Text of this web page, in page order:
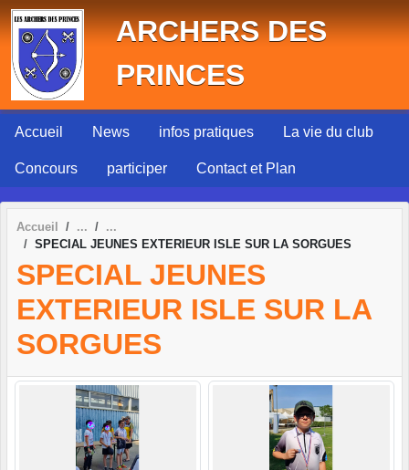
ARCHERS DES
PRINCES
Accueil News infos pratiques La vie du club
Concours participer Contact et Plan
Accueil
SPECIAL JEUNES EXTERIEUR ISLE SUR LA SORGUES
SPECIAL JEUNES
EXTERIEUR ISLE SUR LA
SORGUES
Panneau de gestion des cookies